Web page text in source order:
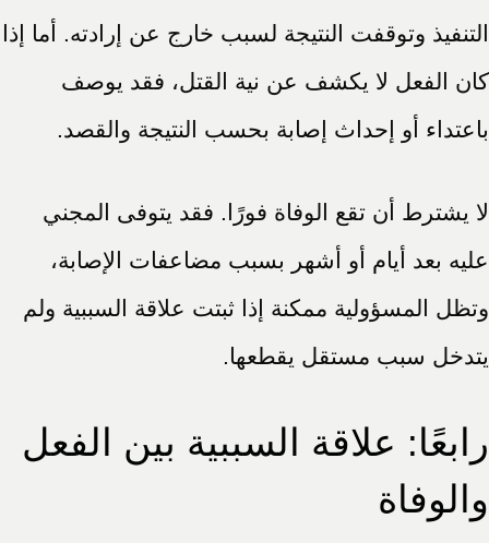
التنفيذ وتوقفت النتيجة لسبب خارج عن إرادته. أما إذا
كان الفعل لا يكشف عن نية القتل، فقد يوصف
باعتداء أو إحداث إصابة بحسب النتيجة والقصد.
لا يشترط أن تقع الوفاة فورًا. فقد يتوفى المجني
عليه بعد أيام أو أشهر بسبب مضاعفات الإصابة،
وتظل المسؤولية ممكنة إذا ثبتت علاقة السببية ولم
يتدخل سبب مستقل يقطعها.
رابعًا: علاقة السببية بين الفعل
والوفاة